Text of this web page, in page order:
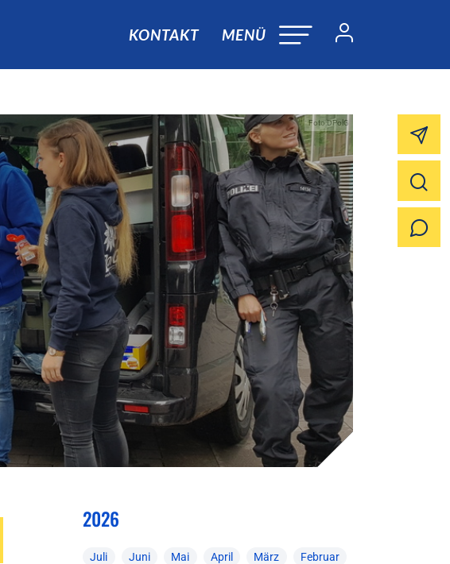
KONTAKT MENÜ
Foto:DPolG
2026
Juli Juni Mai April März Februar